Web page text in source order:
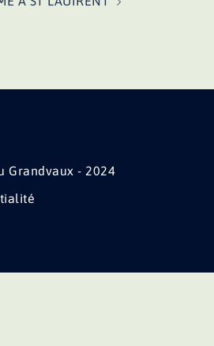
Grandvaux - 2024